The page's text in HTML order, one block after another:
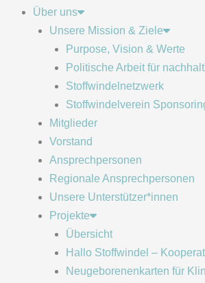
Über uns
Unsere Mission & Ziele
Purpose, Vision & Werte
Politische Arbeit für
Stoffwindelnetzwerk
Stoffwindelverein
Mitglieder
Vorstand
Ansprechpersonen
Regionale Ansprechpersonen
Unsere Unterstützer*innen
Projekte
Übersicht
Hallo Stoffwindel –
Neugeborenenkarten für